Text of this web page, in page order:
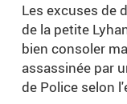
Les excuses de
de la petite
bien consoler
assassinée par
de Police selon